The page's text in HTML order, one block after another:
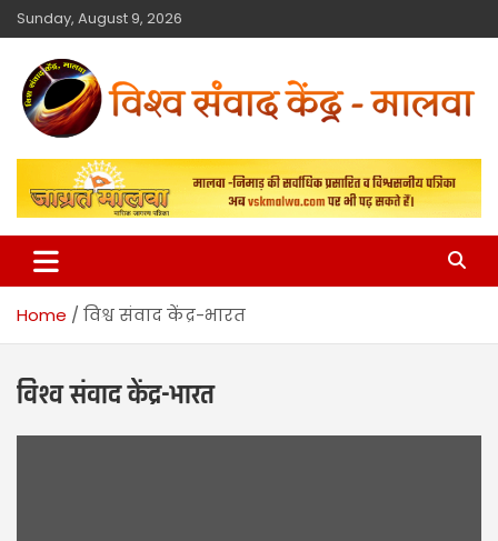
Sunday, August 9, 2026
विश्व संवाद केंद्र
मालवा
Home विश्व संवाद केंद्र-भारत
विश्व संवाद केंद्र-भारत